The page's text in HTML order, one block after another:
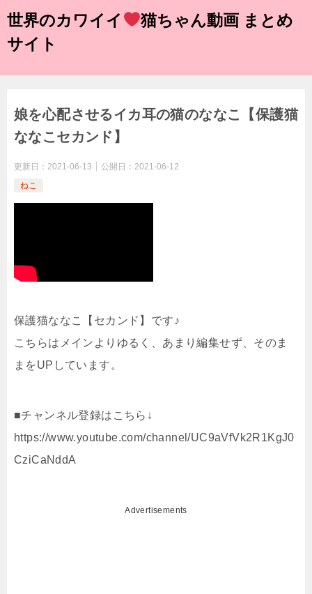
世界のカワイイ
猫ちゃん動画 まとめ
サイト
娘を心配させるイカ耳の猫のななこ【保護猫
ななこセカンド】
更新日： 2021-06-13 公開日： 2021-06-12
ねこ
保護猫ななこ【セカンド】です♪
こちらはメインよりゆるく、あまり編集せず、そのま
まをUPしています。
■チャンネル登録はこちら↓
https://www.youtube.com/channel/UC9aVfVk2R1KgJ0
CziCaNddA
Advertisements